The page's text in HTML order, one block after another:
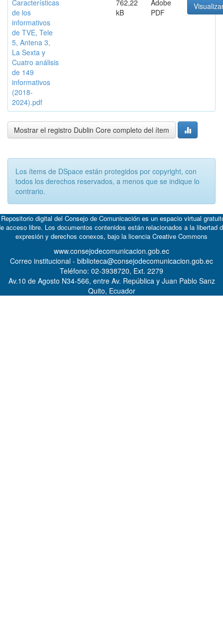
Características
de los
informativos
de TVE, Tele
5, Antena 3,
La Sexta y
Cuatro análisis
de 149
informativos
(2018-
2024).pdf
762,22
kB
Adobe
PDF
Mostrar el registro Dublin Core completo del ítem
Los ítems de DSpace están protegidos por copyright, con
todos los derechos reservados, a menos que se indique lo
contrario.
digital del Consejo de Comunicación es un espacio virtual
acceso libre. Los documentos contenidos están relacionados a la libertad
expresión y derechos conexos, bajo la licencia Creative Commons
www.consejodecomunicacion.gob.ec
Correo institucional - biblioteca@consejodecomunicacion.gob.ec
Teléfono: 02-3938720, Ext. 2279
Av.10 de Agosto N34-566, entre Av. República y Juan Pablo Sanz
Quito, Ecuador